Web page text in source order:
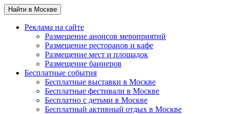
Найти в Москве
Реклама на сайте
Размещение анонсов мероприятий
Размещение ресторанов и кафе
Размещение мест и площадок
Размещение баннеров
Бесплатные события
Бесплатные выставки в Москве
Бесплатные фестивали в Москве
Бесплатно с детьми в Москве
Бесплатный активный отдых в Москве